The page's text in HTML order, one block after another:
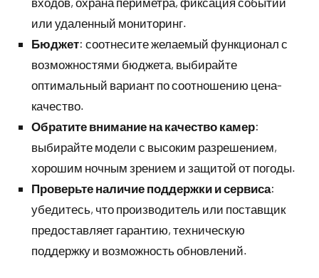
или удаленный мониторинг.
Бюджет: соотнесите желаемый функционал с
возможностями бюджета, выбирайте
оптимальный вариант по соотношению цена-
качество.
Обратите внимание на качество камер:
выбирайте модели с высоким разрешением,
хорошим ночным зрением и защитой от погоды.
Проверьте наличие поддержки и сервиса:
убедитесь, что производитель или поставщик
предоставляет гарантию, техническую
поддержку и возможность обновлений.